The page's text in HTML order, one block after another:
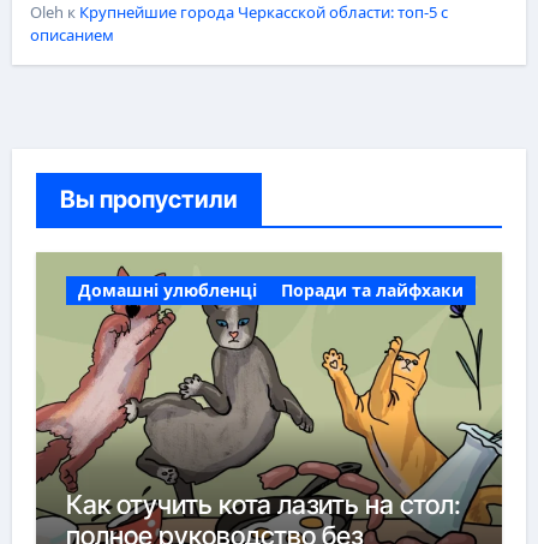
Oleh к Крупнейшие города Черкасской области: топ-5 с
описанием
Вы пропустили
Домашні улюбленці Поради та лайфхаки
Как отучить кота лазить на стол:
полное руководство без